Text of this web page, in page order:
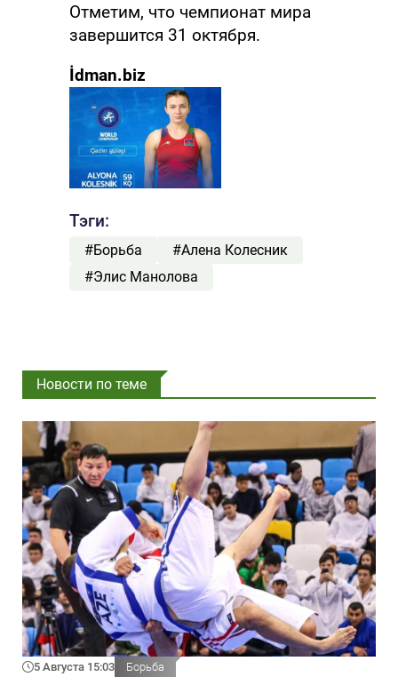
Отметим, что чемпионат мира
завершится 31 октября.
İdman.biz
Тэги:
#Борьба
#Алена Колесник
#Элис Манолова
Новости по теме
5 Августа 15:03 Борьба